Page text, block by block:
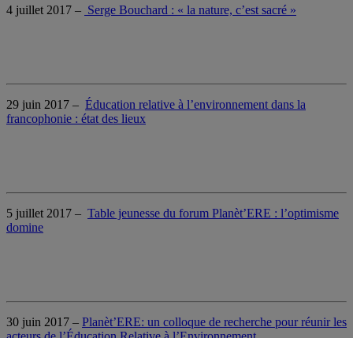
4 juillet 2017 – Serge Bouchard : « la nature, c’est sacré »
29 juin 2017 – Éducation relative à l’environnement dans la
francophonie : état des lieux
5 juillet 2017 – Table jeunesse du forum Planèt’ERE : l’optimisme
domine
30 juin 2017 – Planèt’ERE: un colloque de recherche pour réunir les